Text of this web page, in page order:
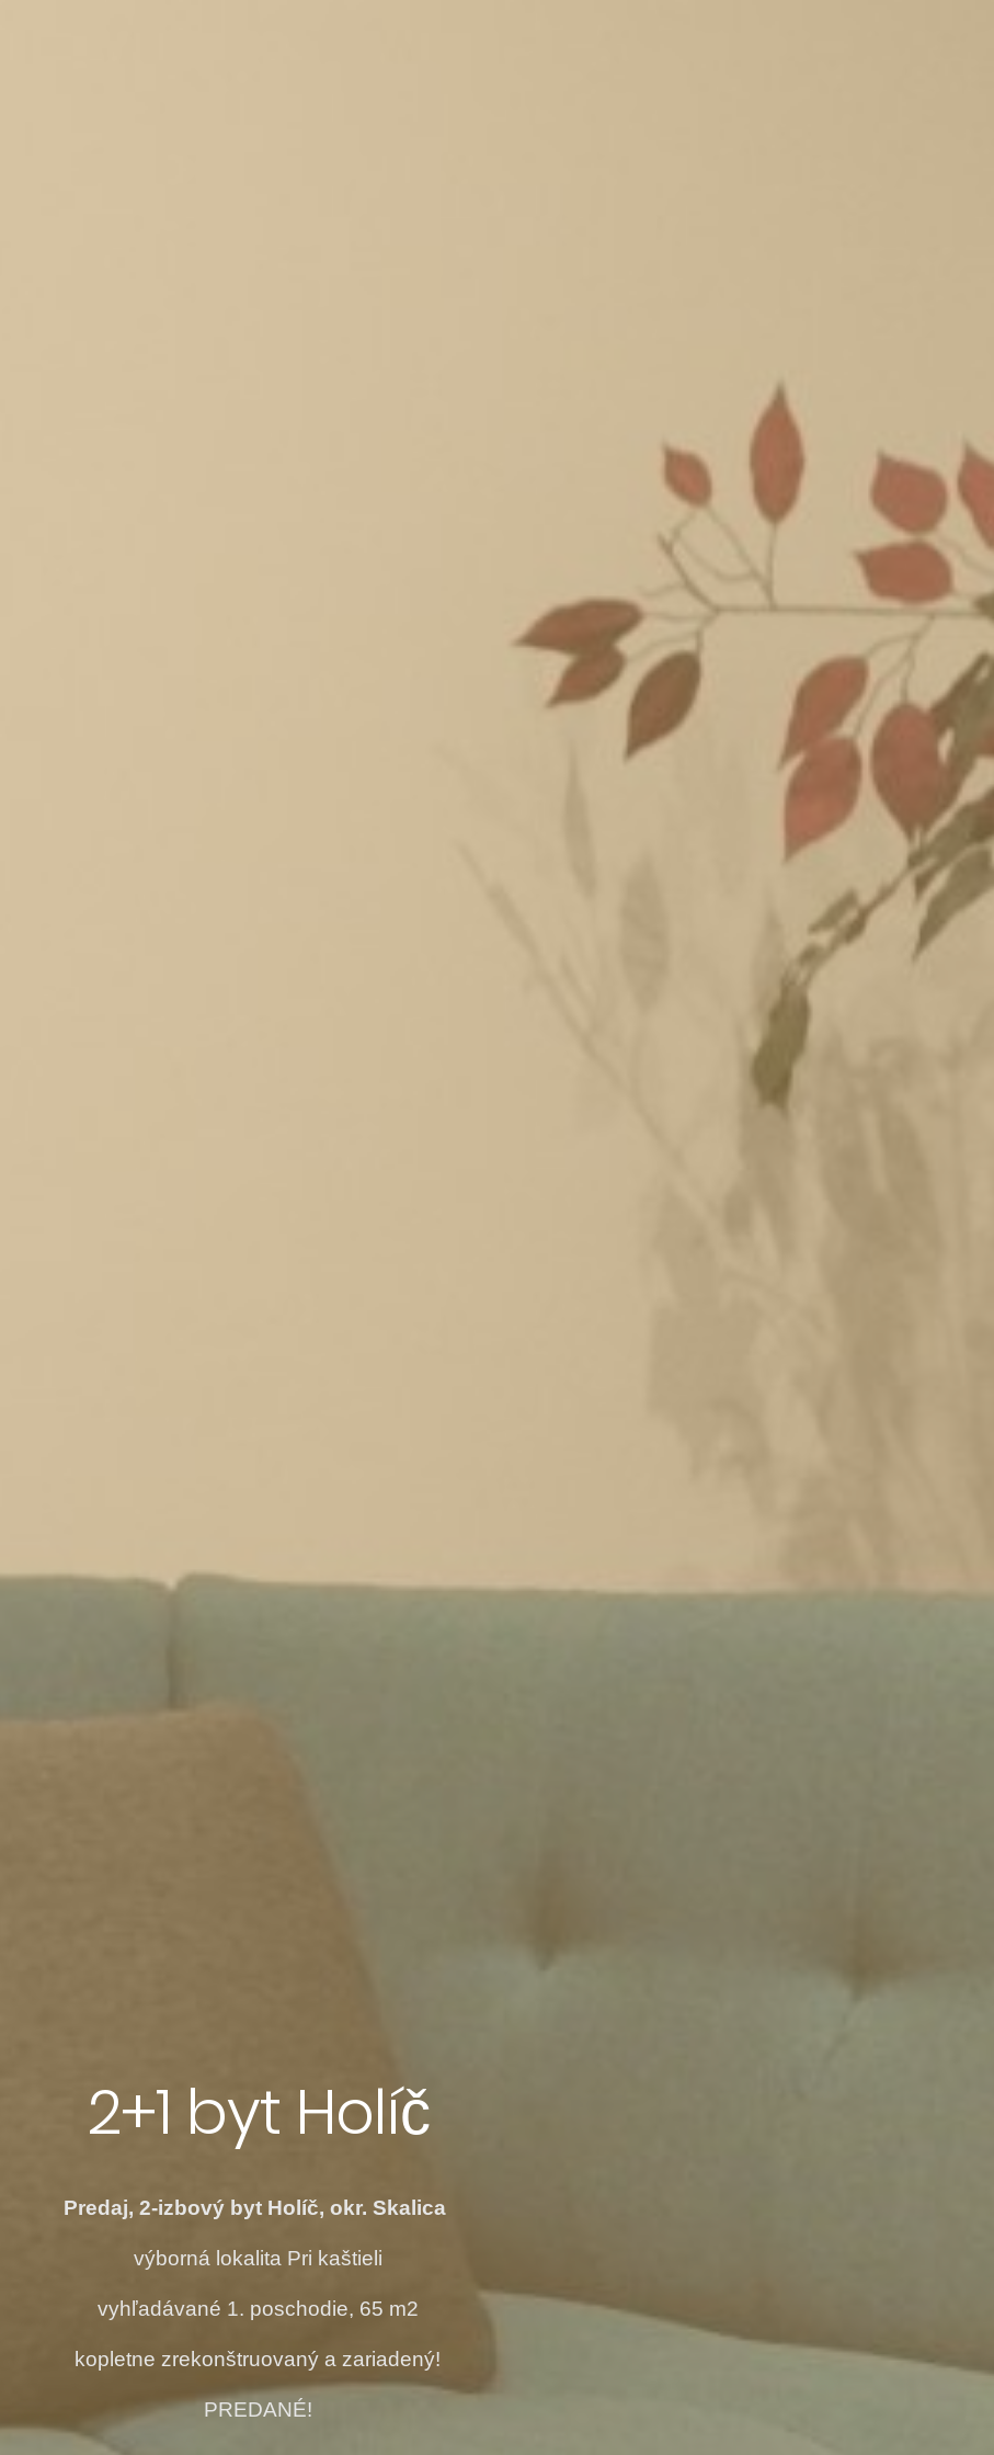
2+1 byt Holíč
Predaj, 2-izbový byt Holíč, okr. Skalica
výborná lokalita Pri kaštieli
vyhľadávané 1. poschodie, 65 m2
kopletne zrekonštruovaný a zariadený!
PREDANÉ!